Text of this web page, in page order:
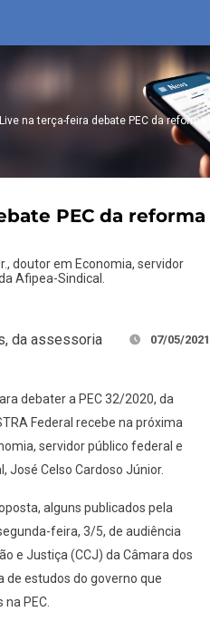
Live na terça-feira debate PEC da reforma
PEC da reforma
doutor em Economia, servidor
Afipea-Sindical.
da assessoria 07/05/2021
debater a PEC 32/2020, da
Federal recebe na próxima
servidor público federal e
José Celso Cardoso Júnior.
alguns publicados pela
feira, 3/5, de audiência
e Justiça (CCJ) da Câmara dos
de estudos do governo que
PEC.